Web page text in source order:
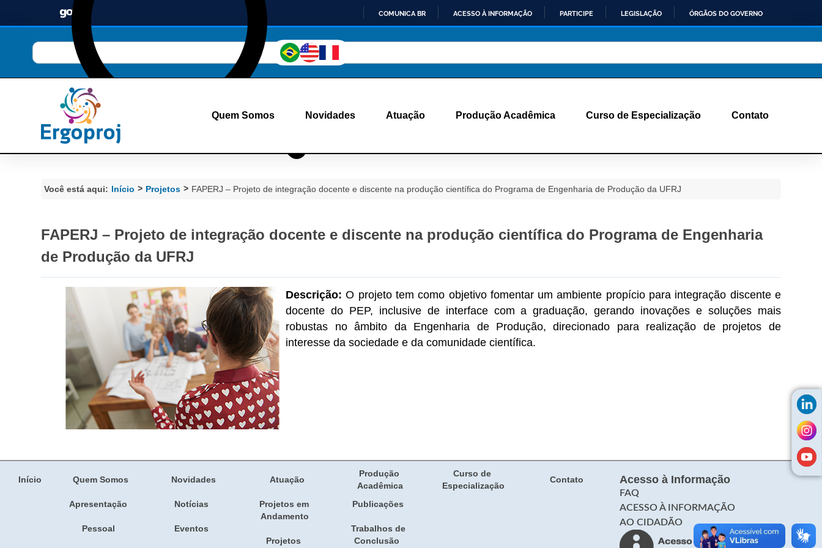
O
CONTEÚDO
COMUNICA BR ACESSO À INFORMAÇÃO PARTICIPE LEGISLAÇÃO ÓRGÃOS DO GOVERNO
Quem Somos Novidades Atuação Produção Acadêmica Curso de Especialização Contato
Você está aqui: Início > Projetos > FAPERJ – Projeto de integração docente e discente na produção científica do Programa de Engenharia de Produção da UFRJ
FAPERJ – Projeto de integração docente e discente na produção científica do Programa de Engenharia
de Produção da UFRJ
Descrição: O projeto tem como objetivo fomentar um ambiente propício para integração discente e
docente do PEP, inclusive de interface com a graduação, gerando inovações e soluções mais
robustas no âmbito da Engenharia de Produção, direcionado para realização de projetos de
interesse da sociedade e da comunidade científica.
Início Quem Somos
Apresentação
Pessoal
Novidades
Notícias
Eventos
Atuação
Projetos em
Andamento
Projetos
Produção
Acadêmica
Publicações
Trabalhos de
Conclusão
Curso de
Especialização
Contato Acesso à Informação
FAQ
ACESSO À INFORMAÇÃO
AO CIDADÃO